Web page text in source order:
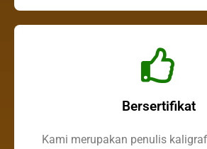
Bersertifikat
Kami merupakan penulis